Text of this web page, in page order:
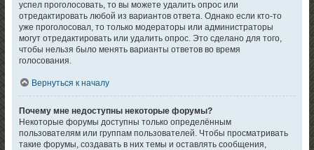
успел проголосовать, то вы можете удалить опрос или
отредактировать любой из вариантов ответа. Однако если кто-то
уже проголосовал, то только модераторы или администраторы
могут отредактировать или удалить опрос. Это сделано для того,
чтобы нельзя было менять варианты ответов во время
голосования.
Вернуться к началу
Почему мне недоступны некоторые форумы?
Некоторые форумы доступны только определённым
пользователям или группам пользователей. Чтобы просматривать
такие форумы, создавать в них темы и оставлять сообщения,